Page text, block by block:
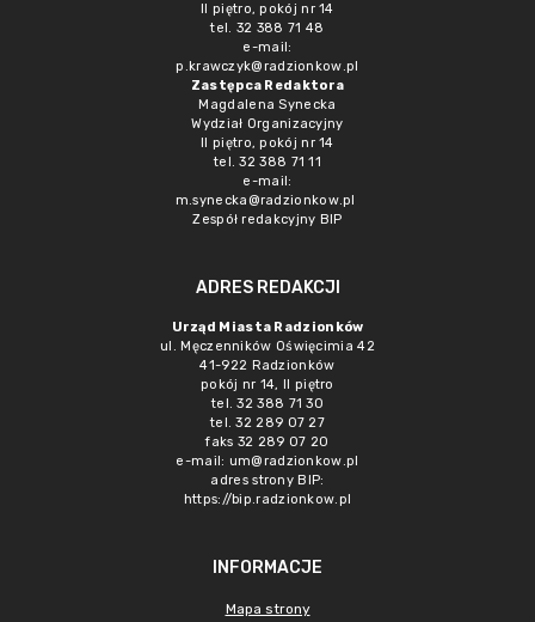
II piętro, pokój nr 14
tel. 32 388 71 48
e-mail:
p.krawczyk@radzionkow.pl
Zastępca Redaktora
Magdalena Synecka
Wydział Organizacyjny
II piętro, pokój nr 14
tel. 32 388 71 11
e-mail:
m.synecka@radzionkow.pl
Zespół redakcyjny BIP
ADRES REDAKCJI
Urząd Miasta Radzionków
ul. Męczenników Oświęcimia 42
41-922 Radzionków
pokój nr 14, II piętro
tel. 32 388 71 30
tel. 32 289 07 27
faks 32 289 07 20
e-mail: um@radzionkow.pl
adres strony BIP:
https://bip.radzionkow.pl
INFORMACJE
Mapa strony